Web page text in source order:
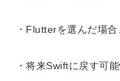
・Flutterを選んだ場
・将来Swiftに戻す可